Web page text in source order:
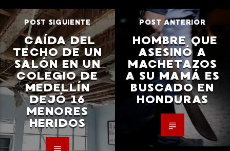
POST SIGUIENTE
CAÍDA DEL
TECHO DE UN
SALÓN EN UN
COLEGIO DE
MEDELLÍN
DEJÓ 16
MENORES
HERIDOS
POST ANTERIOR
HOMBRE QUE
ASESINÓ A
MACHETAZOS
A SU MAMÁ ES
BUSCADO EN
HONDURAS